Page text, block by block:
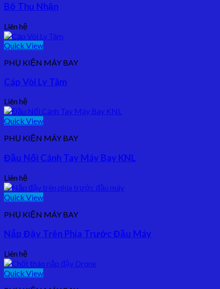
Bộ Thu Nhận
Liên hệ
Quick View
PHỤ KIỆN MÁY BAY
Cáp Vòi Ly Tâm
Liên hệ
Quick View
PHỤ KIỆN MÁY BAY
Đầu Nối Cánh Tay Máy Bay KNL
Liên hệ
Quick View
PHỤ KIỆN MÁY BAY
Nắp Đậy Trên Phía Trước Đầu Máy
Liên hệ
Quick View